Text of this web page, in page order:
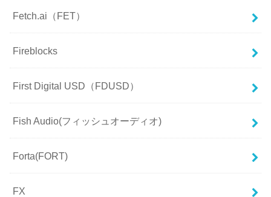
Fetch.ai（FET）
Fireblocks
First Digital USD（FDUSD）
Fish Audio(フィッシュオーディオ)
Forta(FORT)
FX